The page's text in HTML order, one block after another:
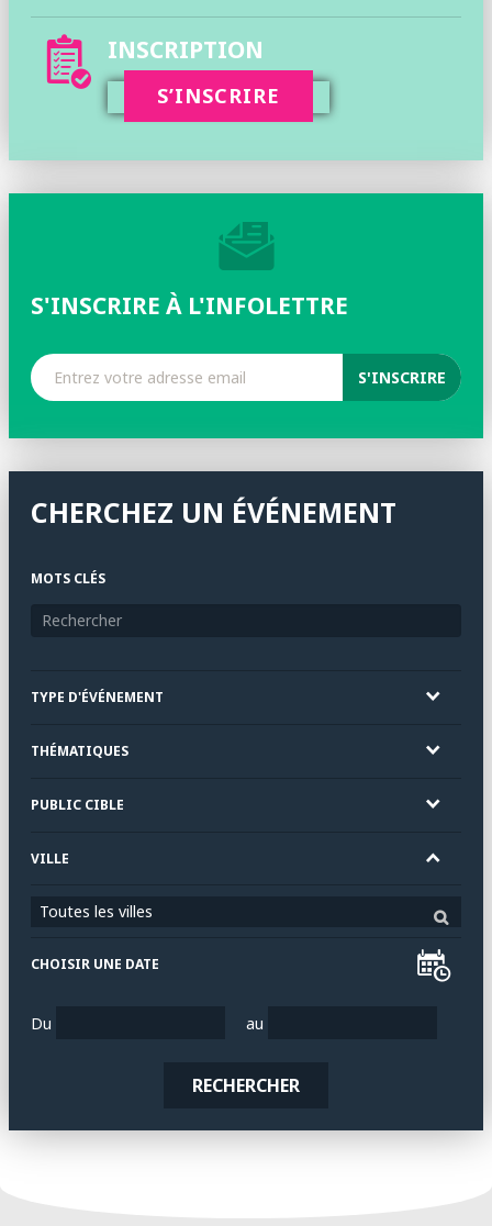
INSCRIPTION
S’INSCRIRE
S'INSCRIRE À L'INFOLETTRE
CHERCHEZ UN ÉVÉNEMENT
MOTS CLÉS
TYPE D'ÉVÉNEMENT
THÉMATIQUES
PUBLIC CIBLE
VILLE
Toutes les villes
CHOISIR UNE DATE
Du au
RECHERCHER